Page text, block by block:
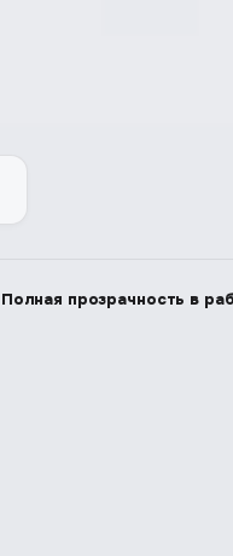
Полная прозрачность в